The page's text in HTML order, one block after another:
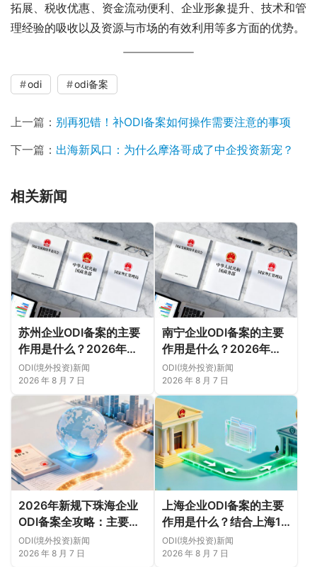
拓展、税收优惠、资金流动便利、企业形象提升、技术和管
理经验的吸收以及资源与市场的有效利用等多方面的优势。
odi odi备案
上一篇： 别再犯错！补ODI备案如何操作需要注意的事项
下一篇： 出海新风口：为什么摩洛哥成了中企投资新宠？
相关新闻
苏州企业ODI备案的主要
作用是什么？2026年新
规下先把这几个问题弄明
白（附成功案例与正规靠
谱代办中介推荐）
ODI(境外投资)新闻
2026 年 8 月 7 日
南宁企业ODI备案的主要
作用是什么？2026年新
规下，把这件事说透
ODI(境外投资)新闻
2026 年 8 月 7 日
2026年新规下珠海企业
ODI备案全攻略：主要作
用、各区合规重点、外汇
登记与案例解析正规靠谱
ODI(境外投资)新闻
2026 年 8 月 7 日
上海企业ODI备案的主要
作用是什么？结合上海16
区企业特点，看懂2026
年境外投资合规逻辑
ODI(境外投资)新闻
2026 年 8 月 7 日